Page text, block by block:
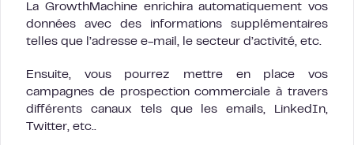
La GrowthMachine enrichira automatiquement vos
données avec des informations supplémentaires
telles que l’adresse e-mail, le secteur d’activité, etc.
Ensuite, vous pourrez mettre en place vos
campagnes de prospection commerciale à travers
différents canaux tels que les emails, LinkedIn,
Twitter, etc..